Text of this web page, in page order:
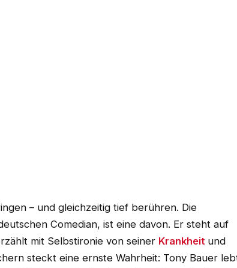
– und gleichzeitig tief berühren. Die
Comedian, ist eine davon. Er steht auf
mit Selbstironie von seiner Krankheit und
steckt eine ernste Wahrheit: Tony Bauer